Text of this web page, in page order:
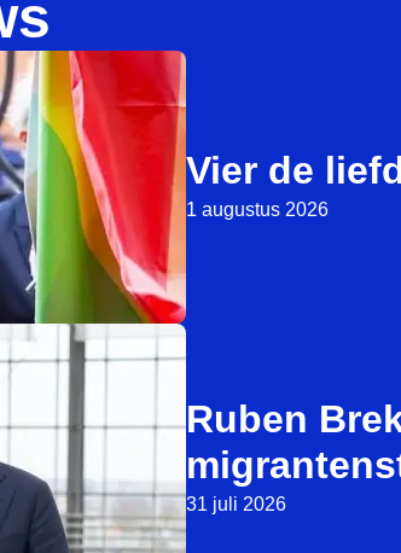
Vier de
1 augustus 2026
Ruben
31 juli 2026